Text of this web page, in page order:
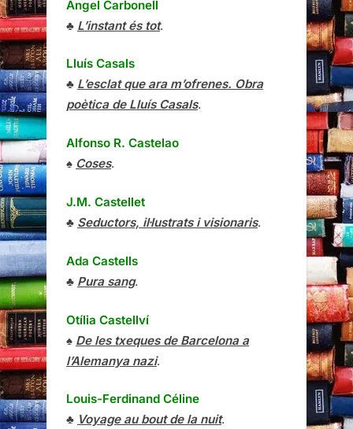
Àngel Carbonell
♣ L’instant és tot.
Lluís Casals
♣ L’esclat que ara m’ofrenes. Obra
poètica de Lluís Casals.
Alfonso R. Castelao
♠ Coses.
J.M. Castellet
♣ Seductors, il·lustrats i visionaris.
Ada Castells
♣ Pura sang.
Otília Castellví
♠ De les txeques de Barcelona a
l’Alemanya nazi.
Louis-Ferdinand Céline
♣ Voyage au bout de la nuit.